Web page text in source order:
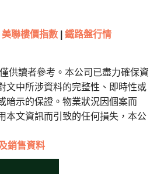
美聯樓價指數| 鐵路盤行情
供讀者參考。本公司已盡力確保資
文中所涉資料的完整性、即時性或
暗示的保證。物業狀況因個案而
本文資訊而引致的任何損失，本公
銷售資料